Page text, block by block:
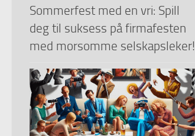
Sommerfest med en vri: Spill
deg til suksess på firmafesten
med morsomme selskapsleker!